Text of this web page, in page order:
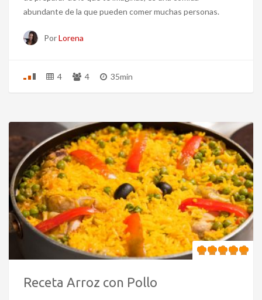
abundante de la que pueden comer muchas personas.
PorLorena
4 4 35min
Receta Arroz con Pollo